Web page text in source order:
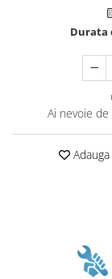
Durata
Ai nevoie de
Adauga